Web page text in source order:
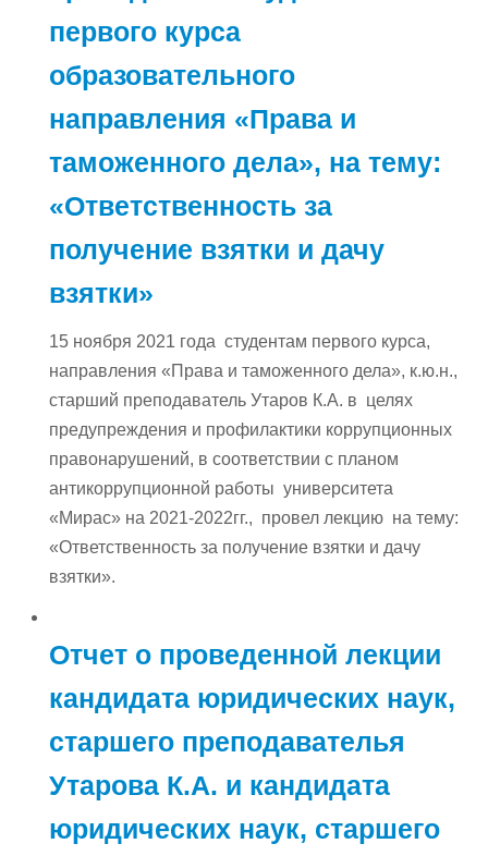
первого курса
образовательного
направления «Права и
таможенного дела», на тему:
«Ответственность за
получение взятки и дачу
взятки»
15 ноября 2021 года студентам первого курса,
направления «Права и таможенного дела», к.ю.н.,
старший преподаватель Утаров К.А. в целях
предупреждения и профилактики коррупционных
правонарушений, в соответствии с планом
антикоррупционной работы университета
«Мирас» на 2021-2022гг., провел лекцию на тему:
«Ответственность за получение взятки и дачу
взятки».
Отчет о проведенной лекции
кандидата юридических наук,
старшего преподавателья
Утарова К.А. и кандидата
юридических наук, старшего